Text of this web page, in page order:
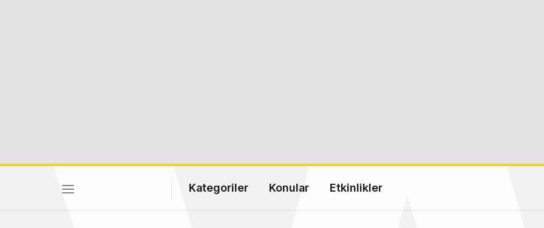
Kategoriler Konular Etkinlikler